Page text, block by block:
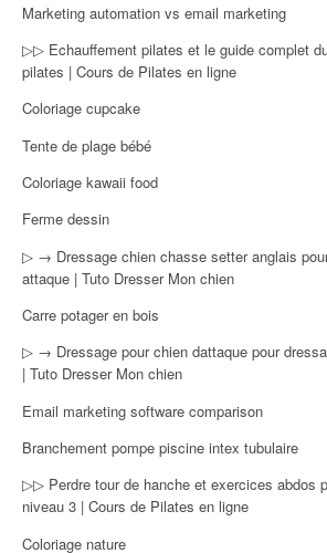
Marketing automation vs email marketing
▷▷ Echauffement pilates et le guide complet
pilates | Cours de Pilates en ligne
Coloriage cupcake
Tente de plage bébé
Coloriage kawaii food
Ferme dessin
▷ → Dressage chien chasse setter anglais
attaque | Tuto Dresser Mon chien
Carre potager en bois
▷ → Dressage pour chien dattaque pour
| Tuto Dresser Mon chien
Email marketing software comparison
Branchement pompe piscine intex tubulaire
▷▷ Perdre tour de hanche et exercices abdos
niveau 3 | Cours de Pilates en ligne
Coloriage nature